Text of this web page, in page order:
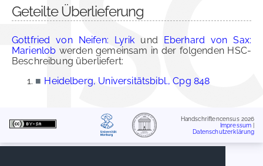
Geteilte Überlieferung
Gottfried von Neifen: Lyrik und Eberhard von Sax:
Marienlob werden gemeinsam in der folgenden HSC-
Beschreibung überliefert:
■ Heidelberg, Universitätsbibl., Cpg 848
Handschriftencensus 2026
Impressum
Datenschutzerklärung